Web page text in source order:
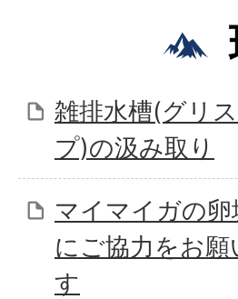
雑排水槽(グリ
プ)の汲み取り
マイマイガの卵
にご協力をお願
す